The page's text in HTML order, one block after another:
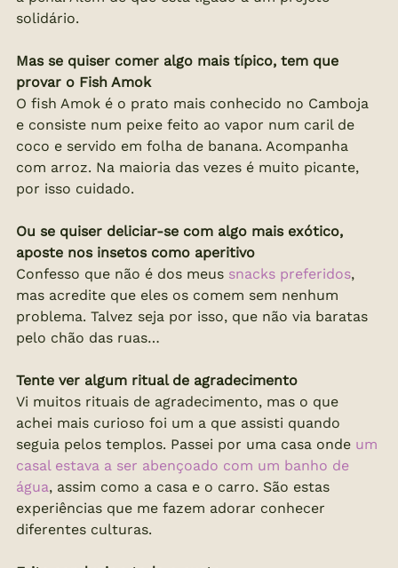
solidário.
Mas se quiser comer algo mais típico, tem que
provar o Fish Amok
O fish Amok é o prato mais conhecido no Camboja
e consiste num peixe feito ao vapor num caril de
coco e servido em folha de banana. Acompanha
com arroz. Na maioria das vezes é muito picante,
por isso cuidado.
Ou se quiser deliciar-se com algo mais exótico,
aposte nos insetos como aperitivo
Confesso que não é dos meus snacks preferidos,
mas acredite que eles os comem sem nenhum
problema. Talvez seja por isso, que não via baratas
pelo chão das ruas…
Tente ver algum ritual de agradecimento
Vi muitos rituais de agradecimento, mas o que
achei mais curioso foi um a que assisti quando
seguia pelos templos. Passei por uma casa onde um
casal estava a ser abençoado com um banho de
água, assim como a casa e o carro. São estas
experiências que me fazem adorar conhecer
diferentes culturas.